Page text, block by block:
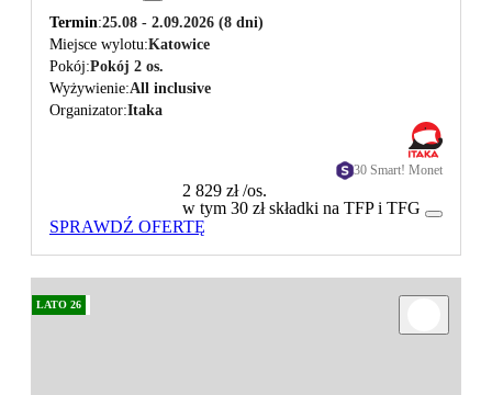
Termin 25.08 - 2.09.2026 (8 dni)
Miejsce wylotu Katowice
Pokój Pokój 2 os.
Wyżywienie All inclusive
Organizator Itaka
30 Smart! Monet
2 829 zł/os.
w tym 30 zł składki na TFP i TFG
SPRAWDŹ OFERTĘ
LATO 26